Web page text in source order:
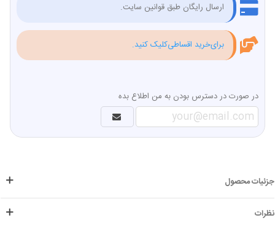
ارسال رایگان طبق قوانین سایت.
برای‌خرید اقساطی‌کلیک کنید.
در صورت در دسترس بودن به من اطلاع بده
جزئیات محصول
نظرات